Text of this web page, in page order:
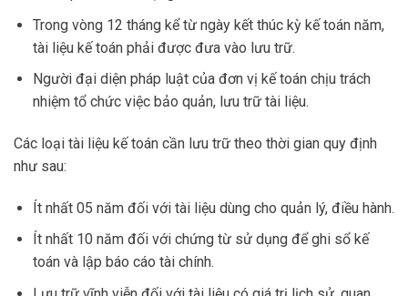
Trong vòng 12 tháng kể từ ngày kết thúc kỳ kế toán năm,
tài liệu kế toán phải được đưa vào lưu trữ.
Người đại diện pháp luật của đơn vị kế toán chịu trách
nhiệm tổ chức việc bảo quản, lưu trữ tài liệu.
Các loại tài liệu kế toán cần lưu trữ theo thời gian quy định
như sau:
Ít nhất 05 năm đối với tài liệu dùng cho quản lý, điều hành.
Ít nhất 10 năm đối với chứng từ sử dụng để ghi sổ kế
toán và lập báo cáo tài chính.